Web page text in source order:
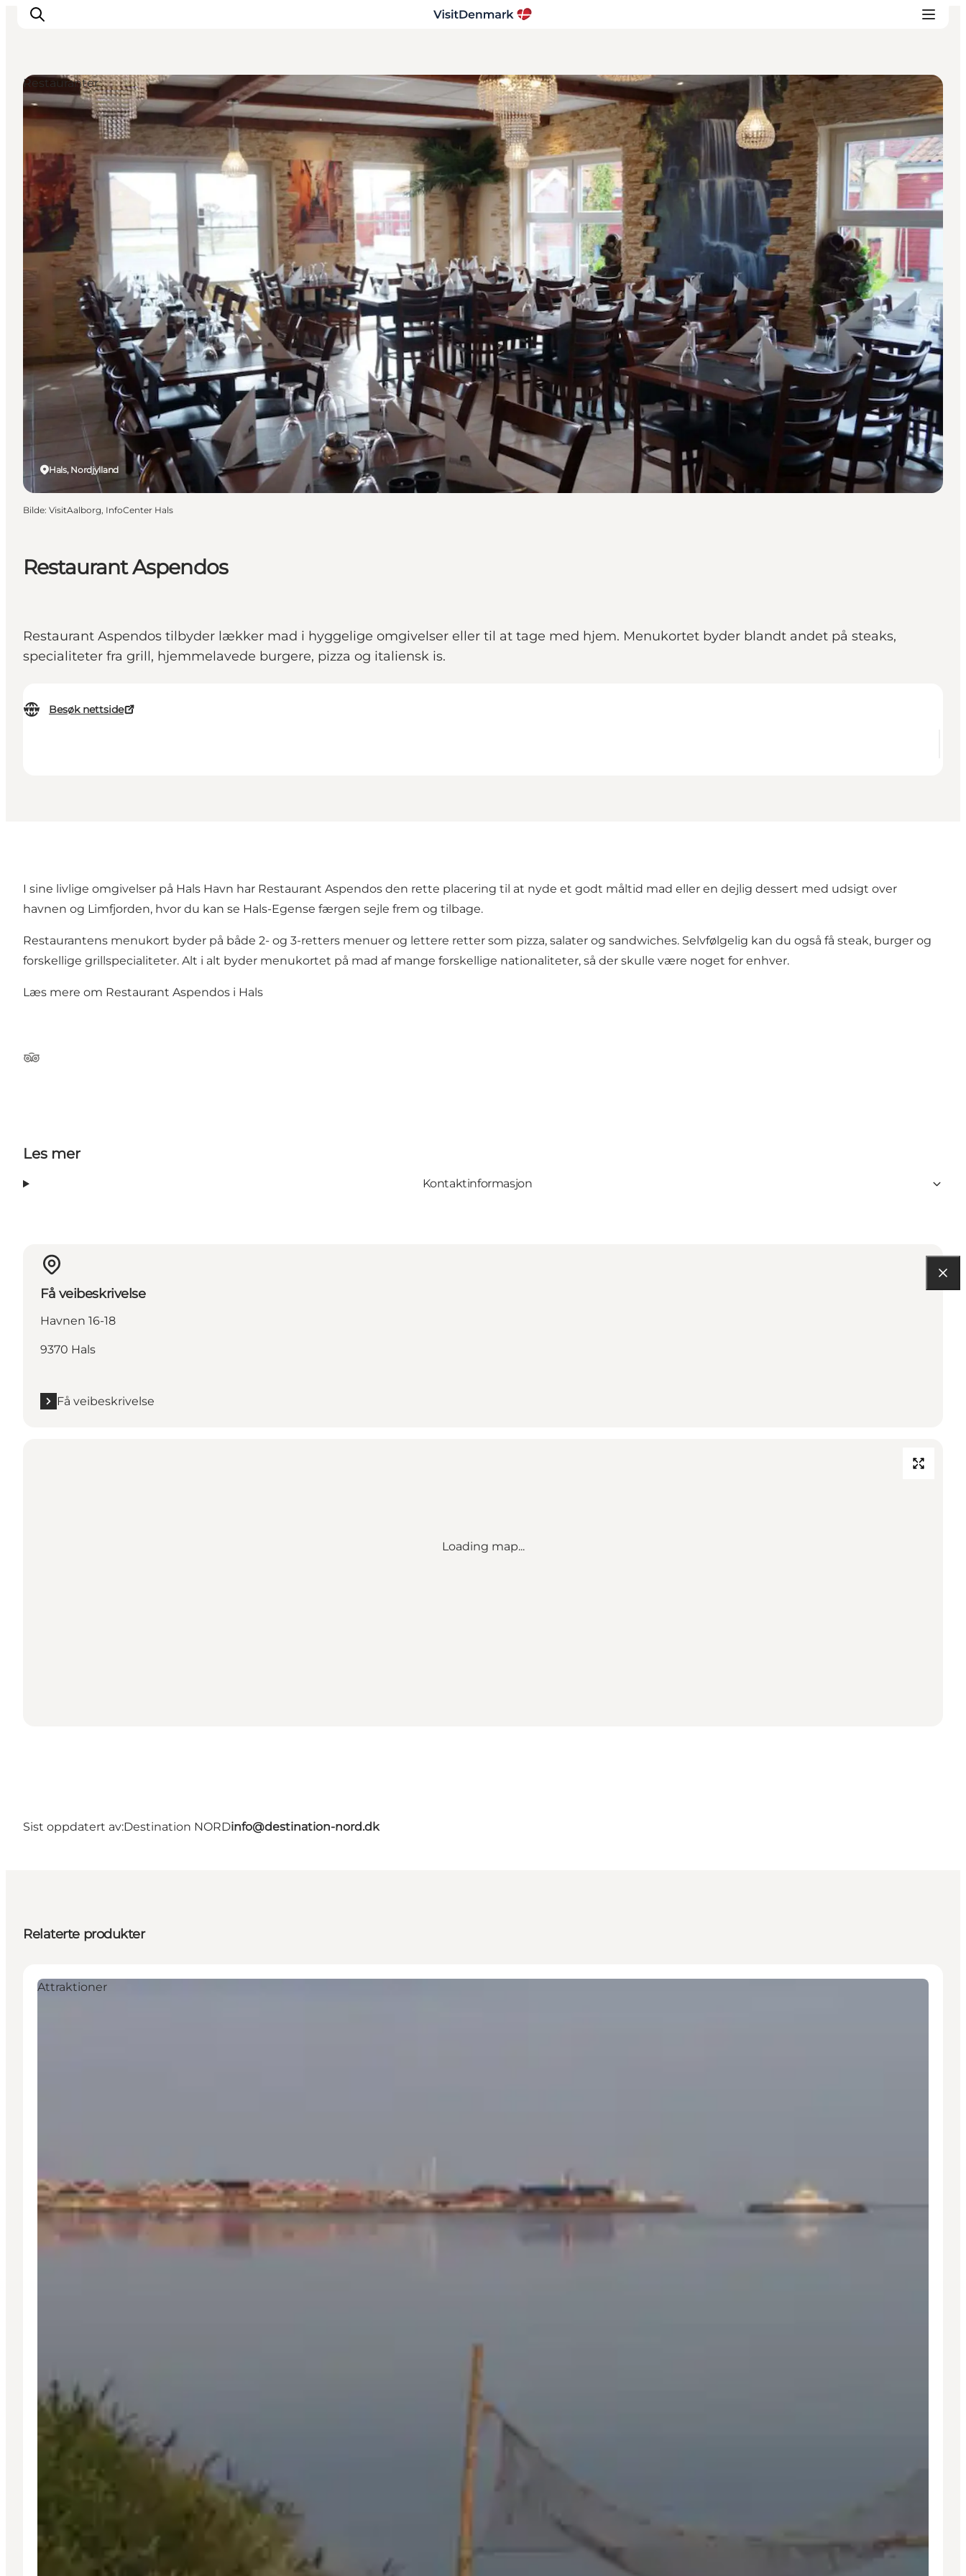
Inspirasjon
Reisemål
Aktiviteter
Overnatting
Planlegg reisen
Restaurant Aspendos
Restaurant Aspendos tilbyder lækker mad i hyggelige omgivelser eller til at tage med hjem. Menukortet byder blandt andet på steaks,
specialiteter fra grill, hjemmelavede burgere, pizza og italiensk is.
Besøk nettside
Hals, Nordjylland
Restauranter
Bilde: VisitAalborg, InfoCenter Hals
I sine livlige omgivelser på Hals Havn har Restaurant Aspendos den rette placering til at nyde et godt måltid mad eller en dejlig dessert med udsigt over
havnen og Limfjorden, hvor du kan se Hals-Egense færgen sejle frem og tilbage.
Restaurantens menukort byder på både 2- og 3-retters menuer og lettere retter som pizza, salater og sandwiches. Selvfølgelig kan du også få steak, burger og
forskellige grillspecialiteter. Alt i alt byder menukortet på mad af mange forskellige nationaliteter, så der skulle være noget for enhver.
Læs mere om Restaurant Aspendos i Hals
Tripadvisor
Les mer
Kontaktinformasjon
Få veibeskrivelse
Havnen 16-18
9370 Hals
Få veibeskrivelse
Loading map...
Sist oppdatert av:Destination NORDinfo@destination-nord.dk
Relaterte produkter
Attraktioner